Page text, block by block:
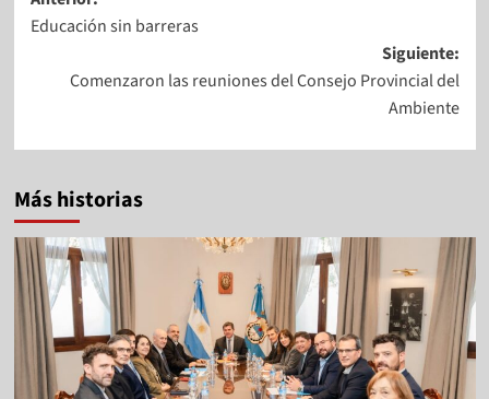
Educación sin barreras
Siguiente:
Comenzaron las reuniones del Consejo Provincial del
Ambiente
Más historias